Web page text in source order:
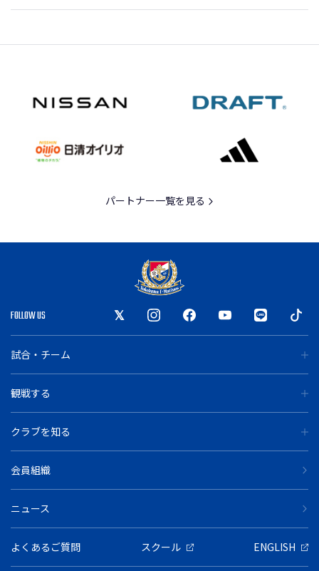
パートナー一覧を見る
FOLLOW US
試合・チーム
観戦する
クラブを知る
会員組織
ニュース
よくあるご質問 スクール ENGLISH